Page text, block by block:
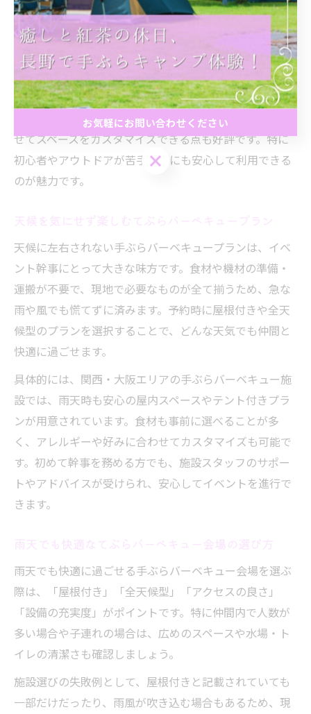
しや強風も防げるため、季節を問わず快適な環境を提供
します。
例えば、大阪や柏など都市近郊のバーベキュー場では、
屋根付き・手ぶらプランを選択することで、女性や子連
れファミリー、カップルにも人気です。施設によっては
椅子やテーブルの配置も自由にでき、人数や用途に合わ
せてスペースをカスタマイズできる点も好評です。特に
初心者やアウトドアが苦手な方にも安心して利用できる
のが魅力です。
天候に左右されない手ぶらバーベキュープランは、イベ
ント幹事にとって大きな味方です。食材や機材の準備・
運搬が不要で、現地で必要なものが全て揃うため、急な
雨や風でも慌てずに済みます。予約時に屋根付きや全天
候型のプランを選択することで、どんな天気でも仲間と
快適に過ごせます。
具体的には、関西・大阪エリアの手ぶらバーベキュー施
設では、雨天時も安心の屋内スペースやテント付きプラ
ンが用意されています。食材も事前に選べることが多
く、アレルギーや好みに合わせてカスタマイズも可能で
す。初めて幹事を務める方でも、施設スタッフのサポー
トやアドバイスが受けられ、安心してイベントを進行で
きます。
雨天でも快適に過ごせる手ぶらバーベキュー会場を選ぶ
際は、「屋根付き」「全天候型」「アクセスの良さ」
「設備の充実度」がポイントです。特に仲間内で人数が
多い場合や子連れの場合は、広めのスペースや水場・ト
イレの清潔さも確認しましょう。
施設選びの失敗例として、屋根付きと記載されていても
一部だけだったり、雨風が吹き込む場合もあるため、現
お気軽にお問い合わせください
お気軽にお問い合わせください